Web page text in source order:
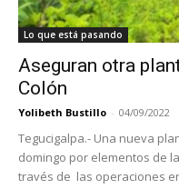
Lo que está pasando
Aseguran otra
Colón
Yolibeth Bustillo - 04/09/2022
Tegucigalpa.- Una nueva
domingo por elementos de
través de las operaciones